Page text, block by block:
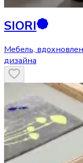
SIORI
Мебель,
дизайна